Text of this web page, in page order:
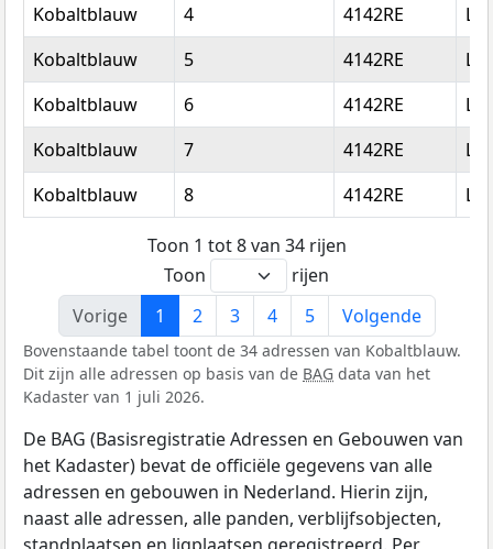
Kobaltblauw
4 4142RE
Kobaltblauw
5 4142RE
Kobaltblauw
6 4142RE
Kobaltblauw
7 4142RE
Kobaltblauw
8 4142RE
Toon 1 tot 8 van 34 rijen
Toon
rijen
Vorige
1 2 3 4 5 Volgende
Bovenstaande tabel toont de 34 adressen van Kobaltblauw.
Dit zijn alle adressen op basis van de BAG data van het
Kadaster van 1 juli 2026.
De BAG (Basisregistratie Adressen en Gebouwen van
het Kadaster) bevat de officiële gegevens van alle
adressen en gebouwen in Nederland. Hierin zijn,
naast alle adressen, alle panden, verblijfsobjecten,